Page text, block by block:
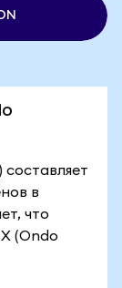
в
что
(Ondo